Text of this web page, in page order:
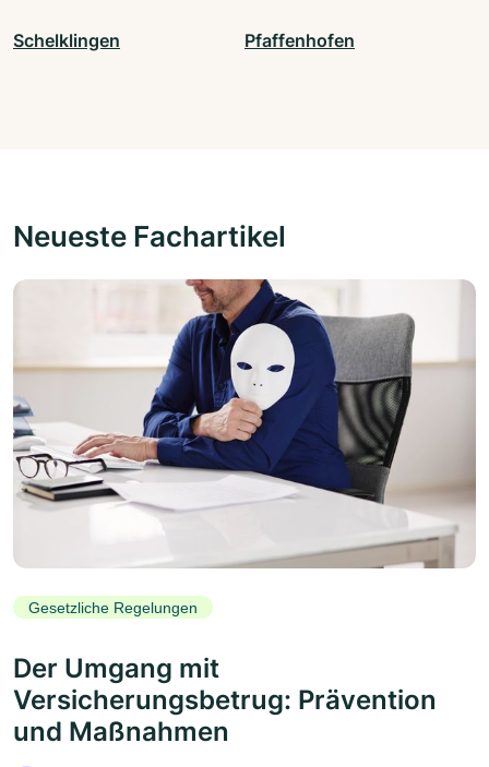
Schelklingen Pfaffenhofen
Neueste Fachartikel
Gesetzliche Regelungen
Der Umgang mit
Versicherungsbetrug: Prävention
und Maßnahmen